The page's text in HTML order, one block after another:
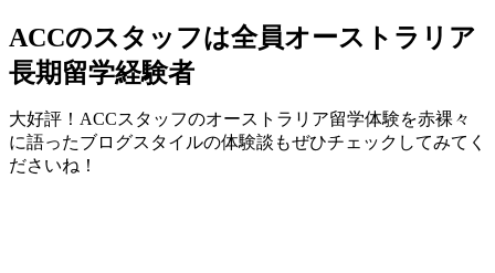
ACCのスタッフは全員オーストラリア
長期留学経験者
大好評！ACCスタッフのオーストラリア留学体験を赤裸々
に語ったブログスタイルの体験談もぜひチェックしてみてく
ださいね！